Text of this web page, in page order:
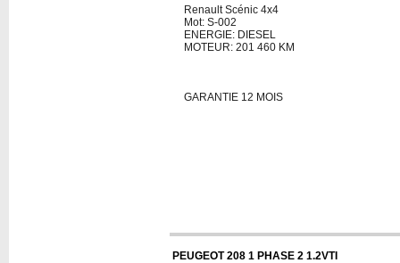
Renault Scénic 4x4
Mot: S-002
ENERGIE: DIESEL
MOTEUR: 201 460 KM
GARANTIE 12 MOIS
PEUGEOT 208 1 PHASE 2 1.2VTI